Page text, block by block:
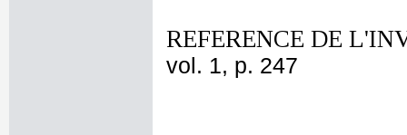
REFERENCE DE
vol. 1, p. 247